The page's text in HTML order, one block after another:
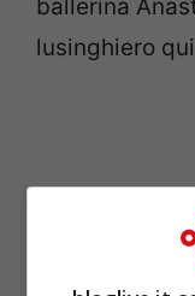
ballerina
lusinghiero